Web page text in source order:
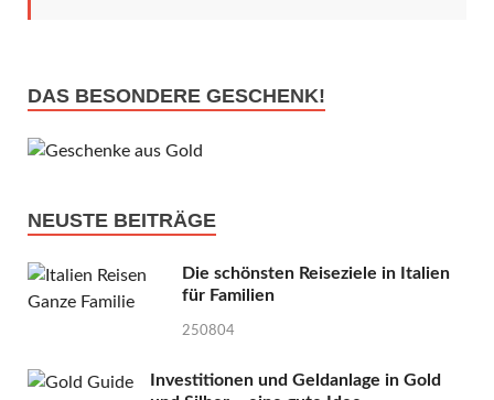
DAS BESONDERE GESCHENK!
NEUSTE BEITRÄGE
Die schönsten Reiseziele in Italien
für Familien
250804
Investitionen und Geldanlage in Gold